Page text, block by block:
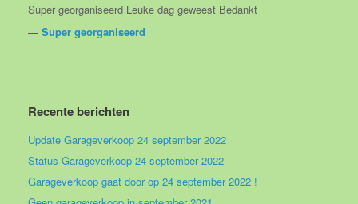
Super georganiseerd Leuke dag geweest Bedankt
― Super georganiseerd
Recente berichten
Update Garageverkoop 24 september 2022
Status Garageverkoop 24 september 2022
Garageverkoop gaat door op 24 september 2022 !